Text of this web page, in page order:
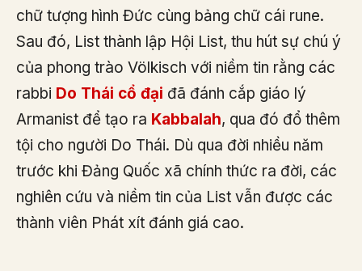
chữ tượng hình Đức cùng bảng chữ cái rune.
Sau đó, List thành lập Hội List, thu hút sự chú ý
của phong trào Völkisch với niềm tin rằng các
rabbi Do Thái cổ đại đã đánh cắp giáo lý
Armanist để tạo ra Kabbalah, qua đó đổ thêm
tội cho người Do Thái. Dù qua đời nhiều năm
trước khi Đảng Quốc xã chính thức ra đời, các
nghiên cứu và niềm tin của List vẫn được các
thành viên Phát xít đánh giá cao.